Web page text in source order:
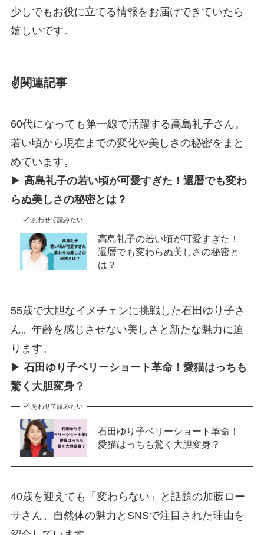
少しでもお役に立てる情報をお届けできていたら
嬉しいです。
✌️関連記事
60代になっても第一線で活躍する高島礼子さん。
若い頃から現在までの変化や美しさの秘密をまと
めています。
▶︎ 高島礼子の若い頃が可愛すぎた！還暦でも変わ
らぬ美しさの秘密とは？
あわせて読みたい
高島礼子の若い頃が可愛すぎた！
還暦でも変わらぬ美しさの秘密と
は？
55歳で大胆なイメチェンに挑戦した石田ゆり子さ
ん。年齢を感じさせない美しさと新たな魅力に迫
ります。
▶︎ 石田ゆり子ベリーショート革命！愛猫はっちも
驚く大胆変身？
あわせて読みたい
石田ゆり子ベリーショート革命！
愛猫はっちも驚く大胆変身？
40歳を迎えても「変わらない」と話題の加藤ロー
サさん。自然体の魅力とSNSで注目された理由を